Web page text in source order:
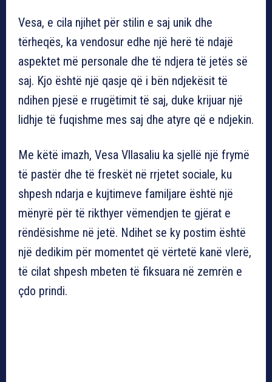
Vesa, e cila njihet për stilin e saj unik dhe
tërheqës, ka vendosur edhe një herë të ndajë
aspektet më personale dhe të ndjera të jetës së
saj. Kjo është një qasje që i bën ndjekësit të
ndihen pjesë e rrugëtimit të saj, duke krijuar një
lidhje të fuqishme mes saj dhe atyre që e ndjekin.
Me këtë imazh, Vesa Vllasaliu ka sjellë një frymë
të pastër dhe të freskët në rrjetet sociale, ku
shpesh ndarja e kujtimeve familjare është një
mënyrë për të rikthyer vëmendjen te gjërat e
rëndësishme në jetë. Ndihet se ky postim është
një dedikim për momentet që vërtetë kanë vlerë,
të cilat shpesh mbeten të fiksuara në zemrën e
çdo prindi.